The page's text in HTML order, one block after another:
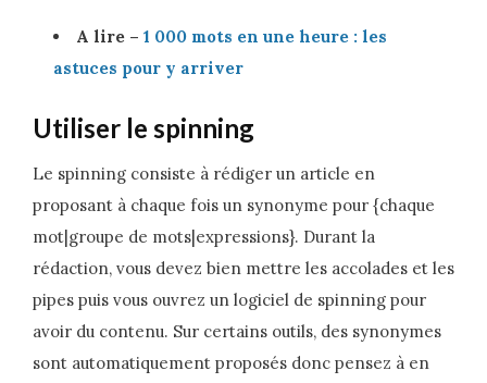
A lire – 1 000 mots en une heure : les
astuces pour y arriver
Utiliser le spinning
Le spinning consiste à rédiger un article en
proposant à chaque fois un synonyme pour {chaque
mot|groupe de mots|expressions}. Durant la
rédaction, vous devez bien mettre les accolades et les
pipes puis vous ouvrez un logiciel de spinning pour
avoir du contenu. Sur certains outils, des synonymes
sont automatiquement proposés donc pensez à en